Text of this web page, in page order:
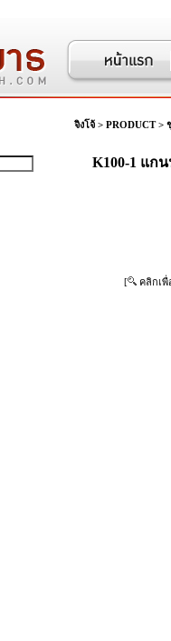
จิงโจ้ > PRODUCT>
K100-1 แก
[ คลิกเพื่